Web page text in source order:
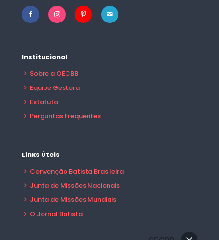
Institucional
Sobre a OECBB
Equipe Gestora
Estatuto
Perguntas Frequentes
Links Úteis
Convenção Batista Brasileira
Junta de Missões Nacionais
Junta de Missões Mundiais
O Jornal Batista